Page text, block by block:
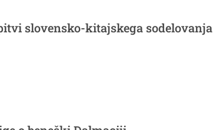
slovensko-kitajskega sodelovanja